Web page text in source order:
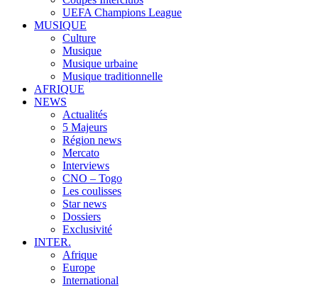
UEFA Champions League
MUSIQUE
Culture
Musique
Musique urbaine
Musique traditionnelle
AFRIQUE
NEWS
Actualités
5 Majeurs
Région news
Mercato
Interviews
CNO – Togo
Les coulisses
Star news
Dossiers
Exclusivité
INTER.
Afrique
Europe
International